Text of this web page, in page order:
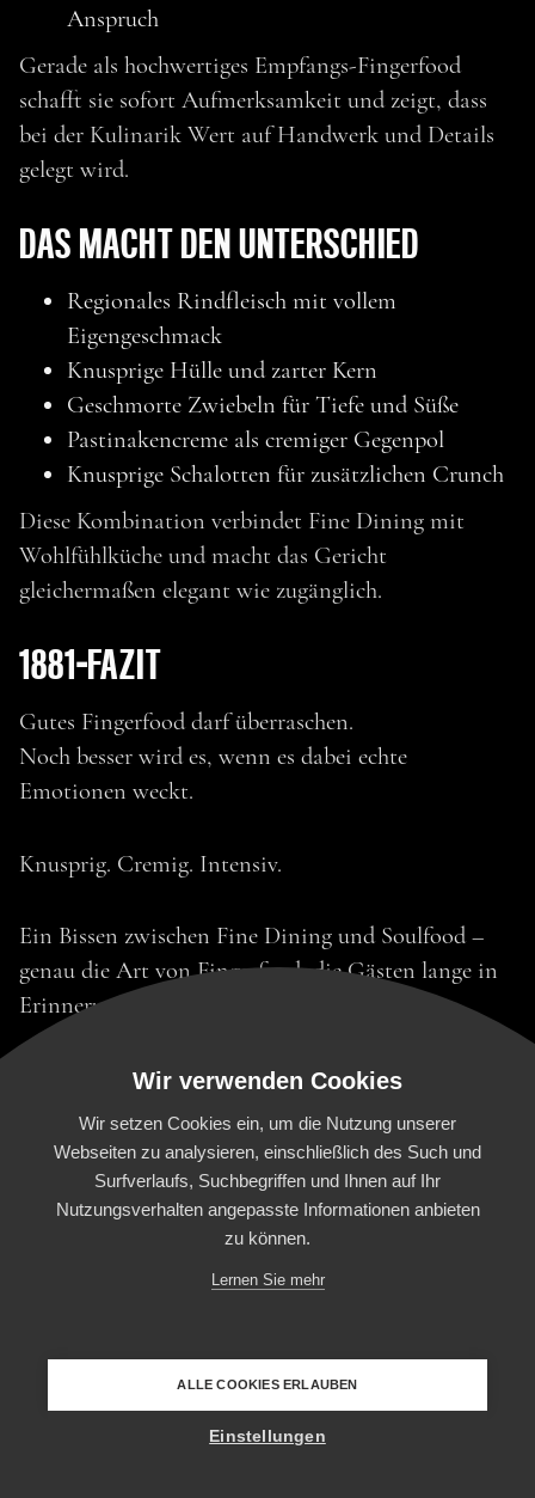
MEHR ENTDECKEN
Anspruch
Gerade als hochwertiges Empfangs-Fingerfood
schafft sie sofort Aufmerksamkeit und zeigt, dass
bei der Kulinarik Wert auf Handwerk und Details
gelegt wird.
DAS MACHT DEN UNTERSCHIED
Regionales Rindfleisch mit vollem
Eigengeschmack
Knusprige Hülle und zarter Kern
Geschmorte Zwiebeln für Tiefe und Süße
Pastinakencreme als cremiger Gegenpol
Knusprige Schalotten für zusätzlichen Crunch
Diese Kombination verbindet Fine Dining mit
Wohlfühlküche und macht das Gericht
gleichermaßen elegant wie zugänglich.
1881-FAZIT
Gutes Fingerfood darf überraschen.
Noch besser wird es, wenn es dabei echte
Emotionen weckt.
Knusprig. Cremig. Intensiv.
Ein Bissen zwischen Fine Dining und Soulfood –
genau die Art von Fingerfood, die Gästen lange in
Erinnerung bleibt.
HOME FOOD EXPERIENCE
CATERING
1881 MOMENTS
FOOD TRUCK
LOCATIONS
1881 Catering GmbH | Rosenstr. 37 | 88212
Ravensburg
KONTAKT
Wir verwenden Cookies
Wir setzen Cookies ein, um die Nutzung unserer
Webseiten zu analysieren, einschließlich des Such und
Surfverlaufs, Suchbegriffen und Ihnen auf Ihr
Nutzungsverhalten angepasste Informationen anbieten
zu können.
Lernen Sie mehr
ALLE COOKIES ERLAUBEN
Einstellungen